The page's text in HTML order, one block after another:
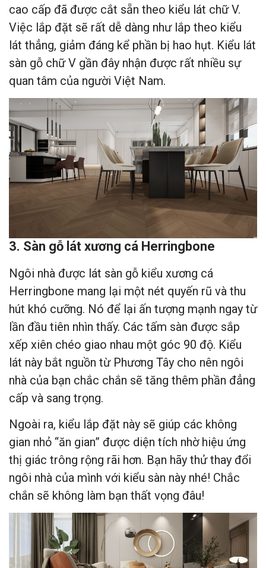
cao cấp đã được cắt sẵn theo kiểu lát chữ V.
Việc lắp đặt sẽ rất dễ dàng như lắp theo kiểu
lát thẳng, giảm đáng kể phần bị hao hụt. Kiểu lát
sàn gỗ chữ V gần đây nhận được rất nhiều sự
quan tâm của người Việt Nam.
3. Sàn gỗ lát xương cá Herringbone
Ngôi nhà được lát sàn gỗ kiểu xương cá
Herringbone mang lại một nét quyến rũ và thu
hút khó cưỡng. Nó để lại ấn tượng mạnh ngay từ
lần đầu tiên nhìn thấy. Các tấm sàn được sắp
xếp xiên chéo giao nhau một góc 90 độ. Kiểu
lát này bắt nguồn từ Phương Tây cho nên ngôi
nhà của bạn chắc chắn sẽ tăng thêm phần đẳng
cấp và sang trọng.
Ngoài ra, kiểu lắp đặt này sẽ giúp các không
gian nhỏ “ăn gian” được diện tích nhờ hiệu ứng
thị giác trông rộng rãi hơn. Bạn hãy thử thay đổi
ngôi nhà của mình với kiểu sàn này nhé! Chắc
chắn sẽ không làm bạn thất vọng đâu!